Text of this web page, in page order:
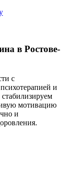
в Ростове-
с
и
мотивацию
и